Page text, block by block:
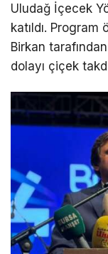
Uludağ İçecek
katıldı.
Birkan
dolayı çiçek